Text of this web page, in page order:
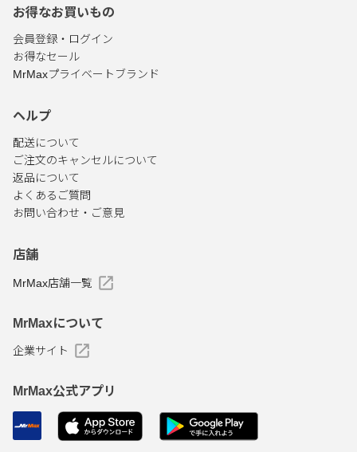
お得なお買いもの
会員登録・ログイン
お得なセール
MrMaxプライベートブランド
ヘルプ
配送について
ご注文のキャンセルについて
返品について
よくあるご質問
お問い合わせ・ご意見
店舗
MrMax店舗一覧
MrMaxについて
企業サイト
MrMax公式アプリ